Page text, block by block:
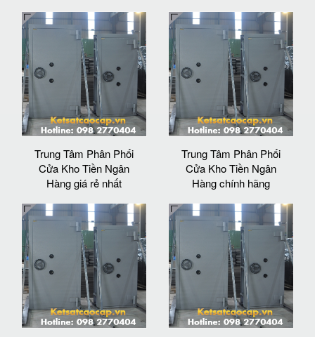
Trung Tâm Phân Phối
Cửa Kho Tiền Ngân
Hàng giá rẻ nhất
Trung Tâm Phân Phối
Cửa Kho Tiền Ngân
Hàng chính hãng